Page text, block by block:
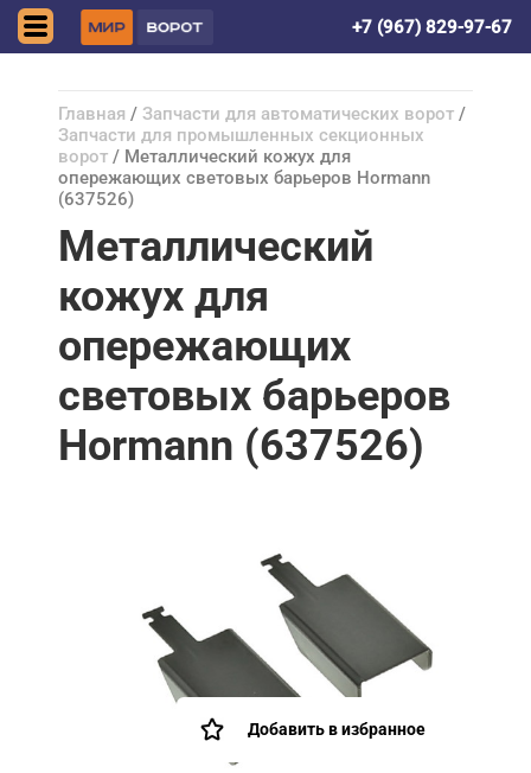
+7 (967) 829-97-67
Главная / Запчасти для автоматических ворот /
Запчасти для промышленных секционных
ворот / Металлический кожух для
опережающих световых барьеров Hormann
(637526)
Металлический
кожух для
опережающих
световых барьеров
Hormann (637526)
Добавить в избранное